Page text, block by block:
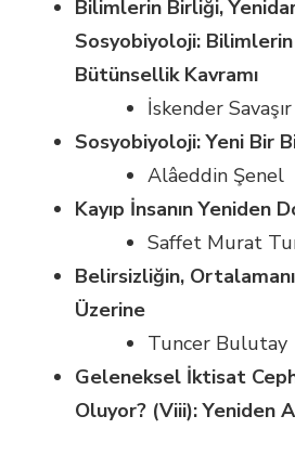
Bilimlerin Birliği,
Sosyobiyoloji:
Bütünsellik Kavramı
İskender Savaşır
Sosyobiyoloji: Yeni Bir
Alâeddin Şenel
Kayıp İnsanın Yeniden
Saffet Murat
Belirsizliğin,
Üzerine
Tuncer Bulutay
Geleneksel İktisat
Oluyor? (Viii): Yeniden